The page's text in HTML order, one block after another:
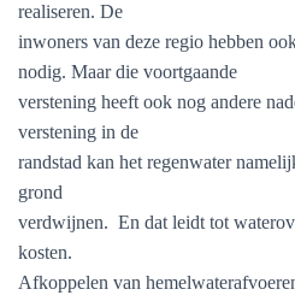
realiseren. De
inwoners van deze regio hebben
nodig. Maar die voortgaande
verstening heeft ook nog andere
verstening in de
randstad kan het regenwater
grond
verdwijnen. En dat leidt tot
kosten.
Afkoppelen van